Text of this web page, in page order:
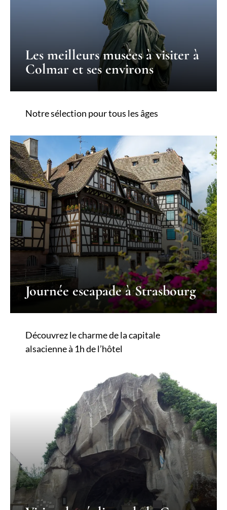
Les meilleurs musées à visiter à
Colmar et ses environs
Notre sélection pour tous les âges
Journée escapade à Strasbourg
Découvrez le charme de la capitale
alsacienne à 1h de l’hôtel